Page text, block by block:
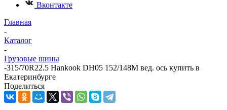
Вконтакте
Главная
-
Каталог
-
Грузовые шины
-315/70R22.5 Hankook DH05 152/148М вед. ось купить в
Екатеринбурге
Поделиться